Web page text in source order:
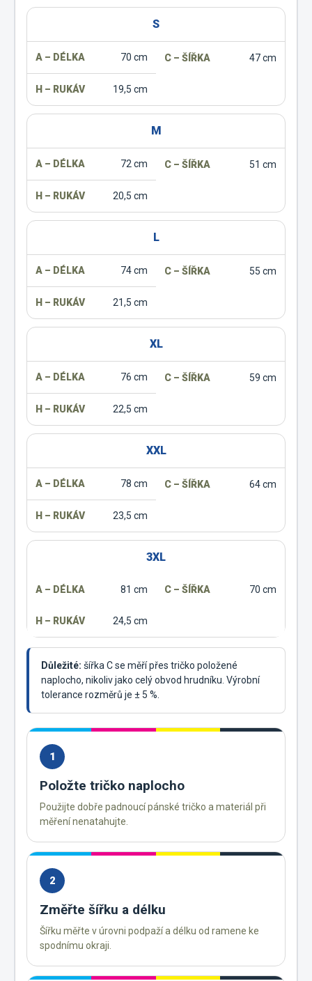
S
70 cm 47 cm
19,5 cm
M
72 cm 51 cm
20,5 cm
L
74 cm 55 cm
21,5 cm
XL
76 cm 59 cm
22,5 cm
XXL
78 cm 64 cm
23,5 cm
3XL
81 cm 70 cm
24,5 cm
Důležité: šířka C se měří přes tričko položené
naplocho, nikoliv jako celý obvod hrudníku. Výrobní
tolerance rozměrů je ± 5 %.
1
Položte tričko naplocho
Použijte dobře padnoucí pánské tričko a materiál při
měření nenatahujte.
2
Změřte šířku a délku
Šířku měřte v úrovni podpaží a délku od ramene ke
spodnímu okraji.